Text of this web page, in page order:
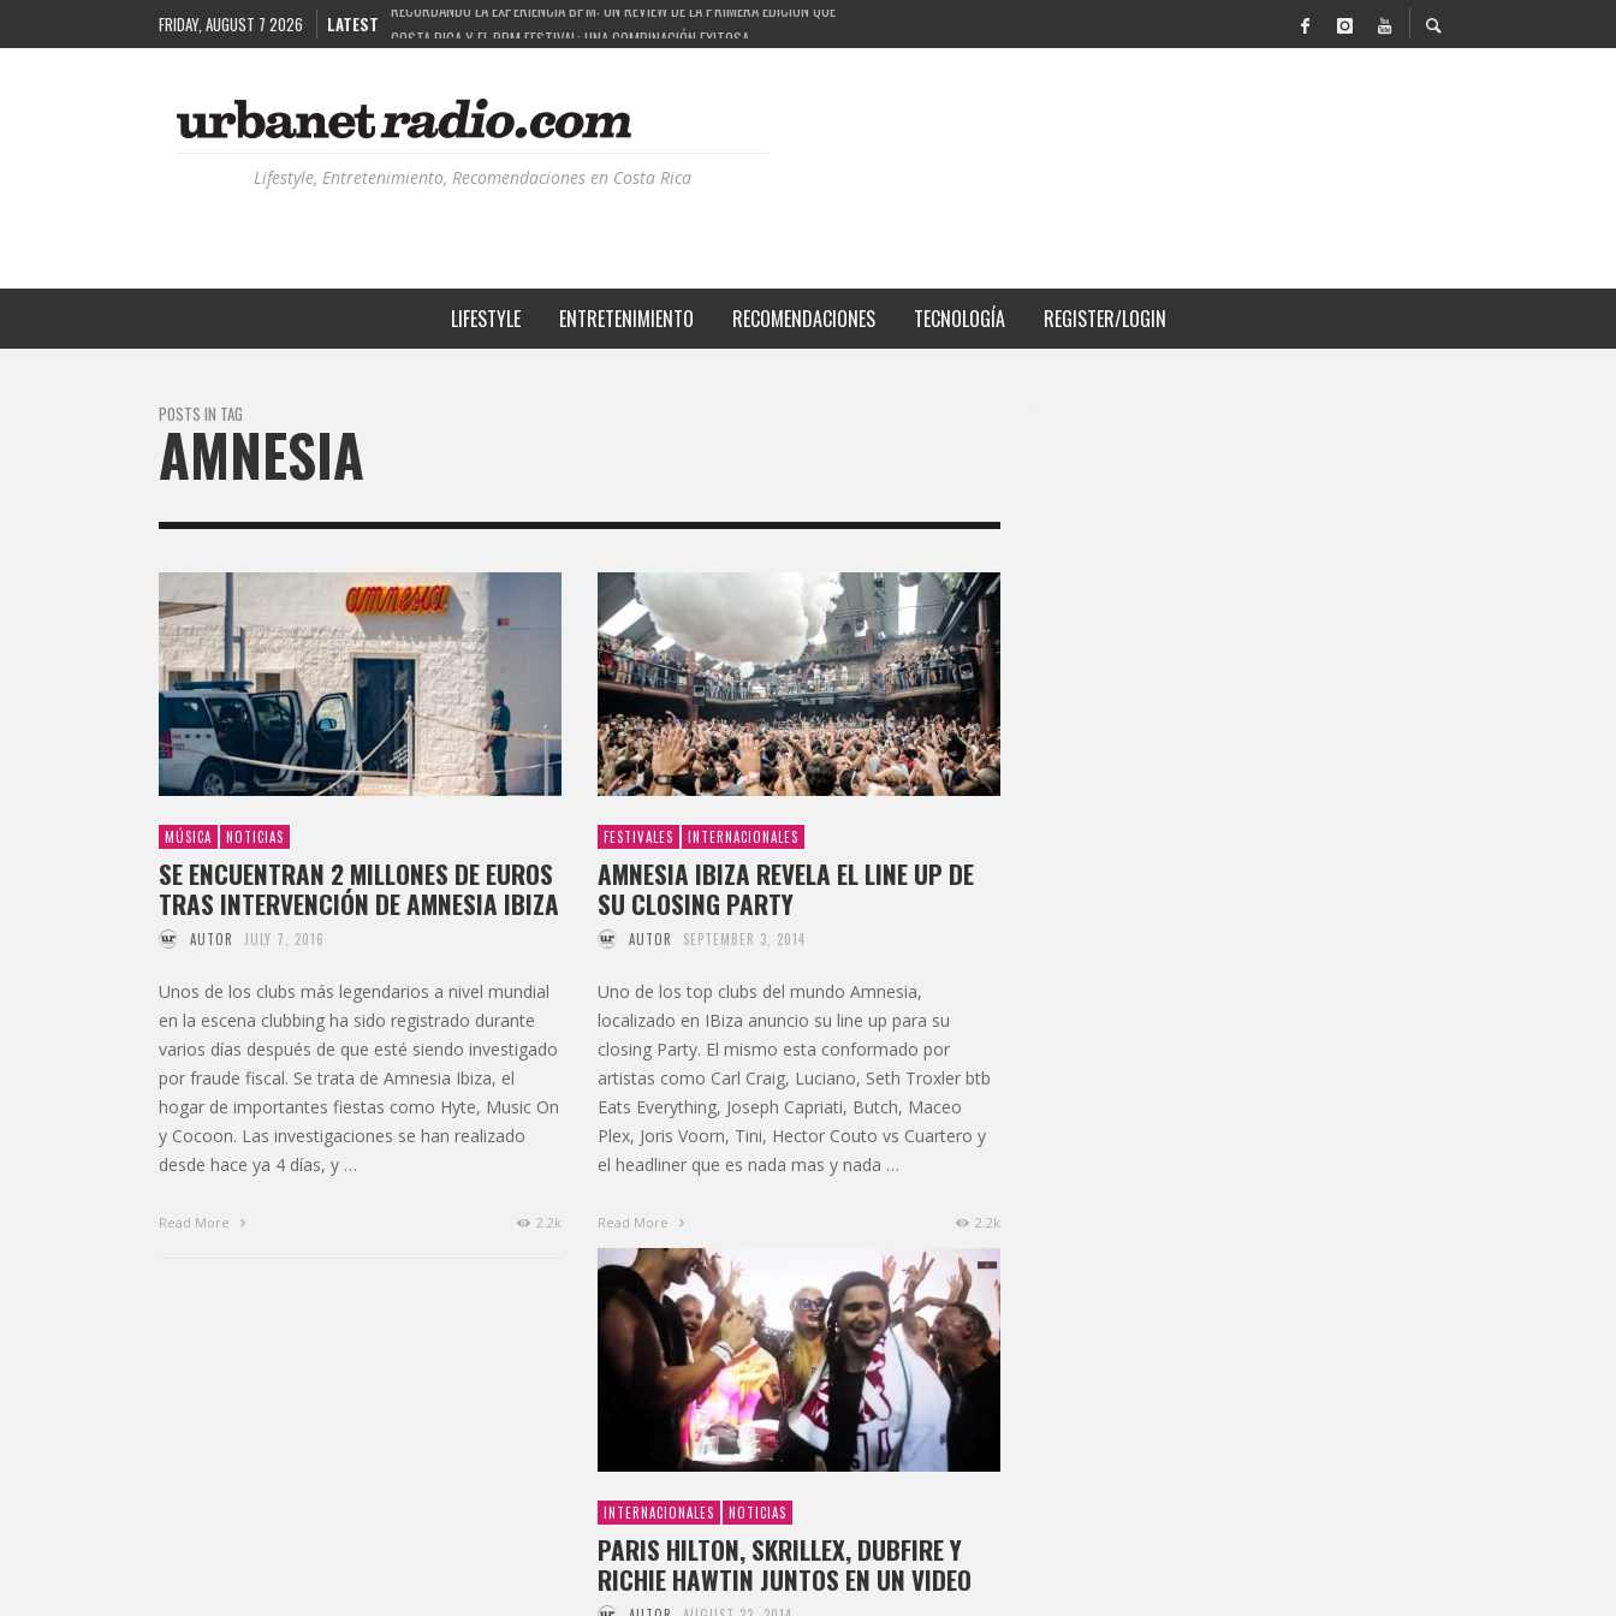
FRIDAY, AUGUST 7 2026 LATEST COSTA RICA Y EL BPM FESTIVAL: UNA COMBINACIÓN EXITOSA
RUTAS NATURBANAS: EL PROYECTO QUE ESTÁ TRANSFORMANDO LA CALIDAD DE VIDA DEL TRANSEÚNTE TICO CON MOVILIDAD Y PAISAJISMO
RECORDANDO LA EXPERIENCIA BPM: UN REVIEW DE LA PRIMERA EDICIÓN QUE TRAJO EL TALENTO DE MÁS DE 100 DJS A COSTA RICA
Lifestyle, Entretenimiento, Recomendaciones en Costa Rica
LIFESTYLE ENTRETENIMIENTO RECOMENDACIONES TECNOLOGÍA REGISTER/LOGIN
POSTS IN TAG
AMNESIA
MÚSICA NOTICIAS
SE ENCUENTRAN 2 MILLONES DE EUROS
TRAS INTERVENCIÓN DE AMNESIA IBIZA
AUTOR JULY 7, 2016
Unos de los clubs más legendarios a nivel mundial
en la escena clubbing ha sido registrado durante
varios días después de que esté siendo investigado
por fraude fiscal. Se trata de Amnesia Ibiza, el
hogar de importantes fiestas como Hyte, Music On
y Cocoon. Las investigaciones se han realizado
desde hace ya 4 días, y …
Read More 2.2k
FESTIVALES INTERNACIONALES
AMNESIA IBIZA REVELA EL LINE UP DE
SU CLOSING PARTY
AUTOR SEPTEMBER 3, 2014
Uno de los top clubs del mundo Amnesia,
localizado en IBiza anuncio su line up para su
closing Party. El mismo esta conformado por
artistas como Carl Craig, Luciano, Seth Troxler btb
Eats Everything, Joseph Capriati, Butch, Maceo
Plex, Joris Voorn, Tini, Hector Couto vs Cuartero y
el headliner que es nada mas y nada …
Read More 2.2k
INTERNACIONALES NOTICIAS
PARIS HILTON, SKRILLEX, DUBFIRE Y
RICHIE HAWTIN JUNTOS EN UN VIDEO